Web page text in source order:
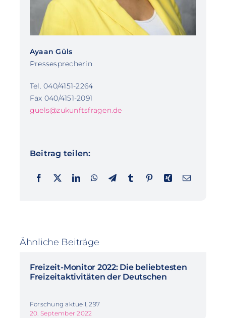
Ayaan Güls
Pressesprecherin
Tel. 040/4151-2264
Fax 040/4151-2091
guels@zukunftsfragen.de
Beitrag teilen:
Ähnliche Beiträge
Freizeit-Monitor 2022: Die beliebtesten
Freizeitaktivitäten der Deutschen
Forschung aktuell, 297
20. September 2022